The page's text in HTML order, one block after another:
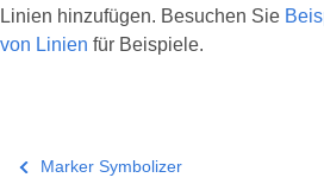
Linien hinzufügen. Besuchen Sie
von Linien für Beispiele.
Marker Symbolizer